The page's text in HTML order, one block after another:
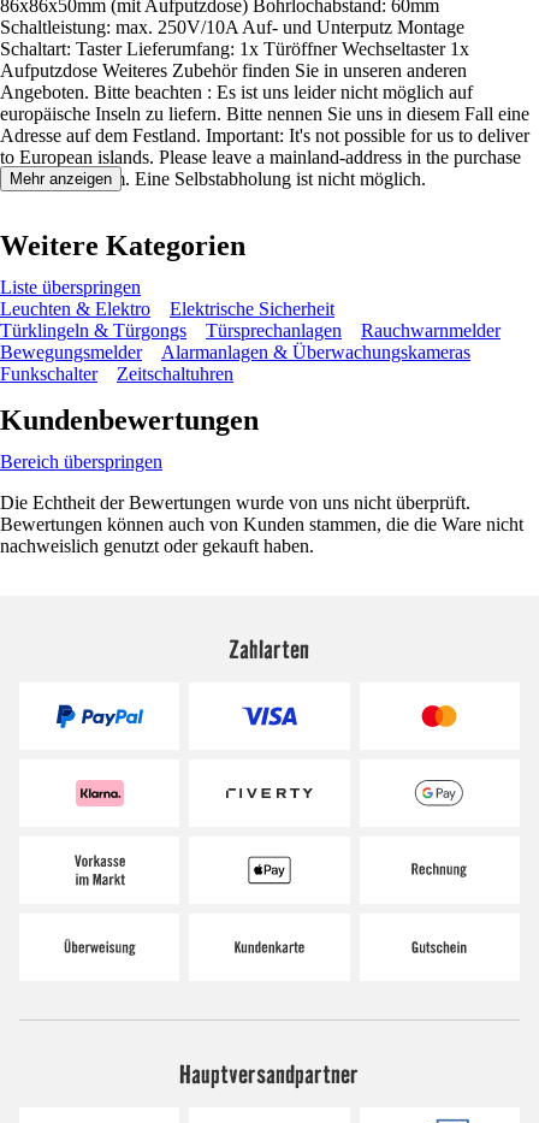
86x86x50mm (mit Aufputzdose) Bohrlochabstand: 60mm
Schaltleistung: max. 250V/10A Auf- und Unterputz Montage
Schaltart: Taster Lieferumfang: 1x Türöffner Wechseltaster 1x
Aufputzdose Weiteres Zubehör finden Sie in unseren anderen
Angeboten. Bitte beachten : Es ist uns leider nicht möglich auf
europäische Inseln zu liefern. Bitte nennen Sie uns in diesem Fall eine
Adresse auf dem Festland. Important: It's not possible for us to deliver
to European islands. Please leave a mainland-address in the purchase
completion form. Eine Selbstabholung ist nicht möglich.
Mehr anzeigen
Weitere Kategorien
Liste überspringen
Leuchten & Elektro
Elektrische Sicherheit
Türklingeln & Türgongs
Türsprechanlagen
Rauchwarnmelder
Bewegungsmelder
Alarmanlagen & Überwachungskameras
Funkschalter
Zeitschaltuhren
Kundenbewertungen
Bereich überspringen
Die Echtheit der Bewertungen wurde von uns nicht überprüft.
Bewertungen können auch von Kunden stammen, die die Ware nicht
nachweislich genutzt oder gekauft haben.
Zahlarten
Hauptversandpartner